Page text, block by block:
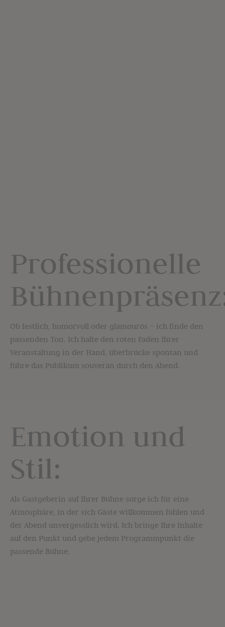
Professionelle
Ob festlich, humorvoll oder glamourös – ich finde den
passenden Ton. Ich halte den roten Faden Ihrer
Veranstaltung in der Hand, überbrücke spontan und
führe das Publikum souverän durch den Abend.
Emotion und
Stil:
Als Gastgeberin auf Ihrer Bühne sorge ich für eine
Atmosphäre, in der sich Gäste willkommen fühlen und
der Abend unvergesslich wird. Ich bringe Ihre Inhalte
auf den Punkt und gebe jedem Programmpunkt die
passende Bühne.